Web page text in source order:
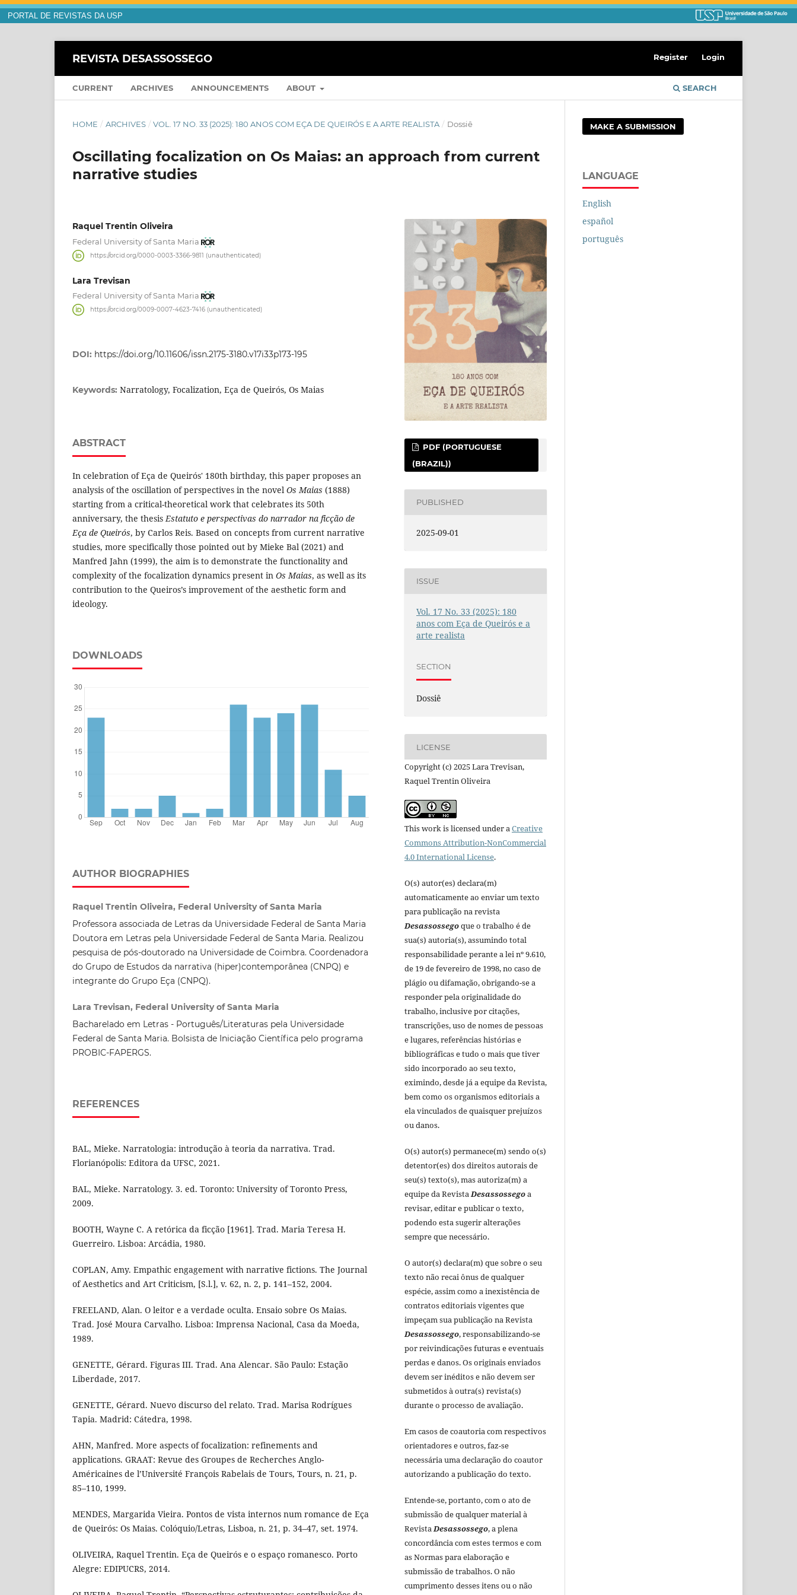
PORTAL DE REVISTAS DA USP
REVISTA DESASSOSSEGO
CURRENT ARCHIVES ANNOUNCEMENTS ABOUT SEARCH
Register Login
HOME / ARCHIVES / VOL. 17 NO. 33 (2025): 180 ANOS COM EÇA DE QUEIRÓS E A ARTE REALISTA / Dossiê
Oscillating focalization on Os Maias: an approach from current
narrative studies
Raquel Trentin Oliveira
Federal University of Santa Maria
https://orcid.org/0000-0003-3366-9811 (unauthenticated)
Lara Trevisan
Federal University of Santa Maria
https://orcid.org/0009-0007-4623-7416 (unauthenticated)
DOI: https://doi.org/10.11606/issn.2175-3180.v17i33p173-195
Keywords: Narratology, Focalization, Eça de Queirós, Os Maias
ABSTRACT
In celebration of Eça de Queirós' 180th birthday, this paper proposes an
analysis of the oscillation of perspectives in the novel Os Maias (1888)
starting from a critical-theoretical work that celebrates its 50th
anniversary, the thesis Estatuto e perspectivas do narrador na ficção de
Eça de Queirós, by Carlos Reis. Based on concepts from current narrative
studies, more specifically those pointed out by Mieke Bal (2021) and
Manfred Jahn (1999), the aim is to demonstrate the functionality and
complexity of the focalization dynamics present in Os Maias, as well as its
contribution to the Queiros’s improvement of the aesthetic form and
ideology.
DOWNLOADS
AUTHOR BIOGRAPHIES
Raquel Trentin Oliveira, Federal University of Santa Maria
Professora associada de Letras da Universidade Federal de Santa Maria
Doutora em Letras pela Universidade Federal de Santa Maria. Realizou
pesquisa de pós-doutorado na Universidade de Coimbra. Coordenadora
do Grupo de Estudos da narrativa (hiper)contemporânea (CNPQ) e
integrante do Grupo Eça (CNPQ).
Lara Trevisan, Federal University of Santa Maria
Bacharelado em Letras - Português/Literaturas pela Universidade
Federal de Santa Maria. Bolsista de Iniciação Científica pelo programa
PROBIC-FAPERGS.
REFERENCES
BAL, Mieke. Narratologia: introdução à teoria da narrativa. Trad.
Florianópolis: Editora da UFSC, 2021.
BAL, Mieke. Narratology. 3. ed. Toronto: University of Toronto Press,
2009.
BOOTH, Wayne C. A retórica da ficção [1961]. Trad. Maria Teresa H.
Guerreiro. Lisboa: Arcádia, 1980.
COPLAN, Amy. Empathic engagement with narrative fictions. The Journal
of Aesthetics and Art Criticism, [S.l.], v. 62, n. 2, p. 141–152, 2004.
FREELAND, Alan. O leitor e a verdade oculta. Ensaio sobre Os Maias.
Trad. José Moura Carvalho. Lisboa: Imprensa Nacional, Casa da Moeda,
1989.
GENETTE, Gérard. Figuras III. Trad. Ana Alencar. São Paulo: Estação
Liberdade, 2017.
GENETTE, Gérard. Nuevo discurso del relato. Trad. Marisa Rodrígues
Tapia. Madrid: Cátedra, 1998.
AHN, Manfred. More aspects of focalization: refinements and
applications. GRAAT: Revue des Groupes de Recherches Anglo-
Américaines de l’Université François Rabelais de Tours, Tours, n. 21, p.
85–110, 1999.
MENDES, Margarida Vieira. Pontos de vista internos num romance de Eça
de Queirós: Os Maias. Colóquio/Letras, Lisboa, n. 21, p. 34–47, set. 1974.
OLIVEIRA, Raquel Trentin. Eça de Queirós e o espaço romanesco. Porto
Alegre: EDIPUCRS, 2014.
PDF (PORTUGUESE
(BRAZIL))
PUBLISHED
2025-09-01
ISSUE
Vol. 17 No. 33 (2025): 180
anos com Eça de Queirós e a
arte realista
SECTION
Dossiê
LICENSE
Copyright (c) 2025 Lara Trevisan,
Raquel Trentin Oliveira
This work is licensed under aCreative
Commons Attribution-NonCommercial
4.0 International License.
O(s) autor(es) declara(m)
automaticamente ao enviar um texto
para publicação na revista
Desassossegoque o trabalho é de
sua(s) autoria(s), assumindo total
responsabilidade perante a lei nº 9.610,
de 19 de fevereiro de 1998, no caso de
plágio ou difamação, obrigando-se a
responder pela originalidade do
trabalho, inclusive por citações,
transcrições, uso de nomes de pessoas
e lugares, referências histórias e
bibliográficas e tudo o mais que tiver
sido incorporado ao seu texto,
eximindo, desde já a equipe da Revista,
bem como os organismos editoriais a
ela vinculados de quaisquer prejuízos
ou danos.
O(s) autor(s) permanece(m) sendo o(s)
detentor(es) dos direitos autorais de
seu(s) texto(s), mas autoriza(m) a
equipe da RevistaDesassossegoa
revisar, editar e publicar o texto,
podendo esta sugerir alterações
sempre que necessário.
O autor(s) declara(m) que sobre o seu
texto não recai ônus de qualquer
espécie, assim como a inexistência de
contratos editoriais vigentes que
impeçam sua publicação na Revista
Desassossego, responsabilizando-se
por reivindicações futuras e eventuais
perdas e danos. Os originais enviados
devem ser inéditos e não devem ser
submetidos à outra(s) revista(s)
durante o processo de avaliação.
Em casos de coautoria com respectivos
orientadores e outros, faz-se
necessária uma declaração do coautor
autorizando a publicação do texto.
Entende-se, portanto, com o ato de
submissão de qualquer material à
RevistaDesassossego, a plena
concordância com estes termos e com
as Normas para elaboração e
submissão de trabalhos. O não
cumprimento desses itens ou o não
MAKE A SUBMISSION
LANGUAGE
English
español
português